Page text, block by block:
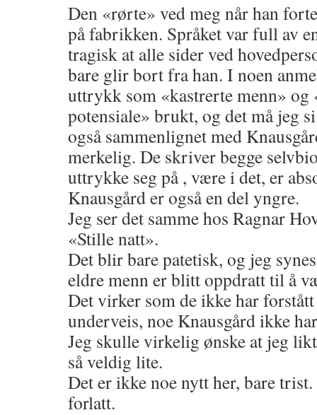
Den «rørte» ved meg når han
på fabrikken. Språket var full av
tragisk at alle sider ved
bare glir bort fra han. I noen
uttrykk som «kastrerte menn» og
potensiale» brukt, og det må jeg
også sammenlignet med
merkelig. De skriver begge
uttrykke seg på , være i det, er
Knausgård er også en del yngre.
Jeg ser det samme hos Ragnar
«Stille natt».
Det blir bare patetisk, og jeg
eldre menn er blitt oppdratt til å
Det virker som de ikke har
underveis, noe Knausgård ikke
Jeg skulle virkelig ønske at jeg
så veldig lite.
Det er ikke noe nytt her, bare
forlatt.